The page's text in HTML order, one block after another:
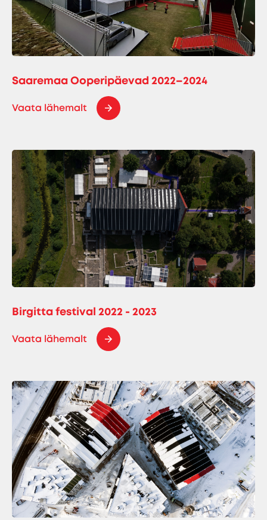
Saaremaa Ooperipäevad 2022–2024
Vaata lähemalt
Birgitta festival 2022 - 2023
Vaata lähemalt